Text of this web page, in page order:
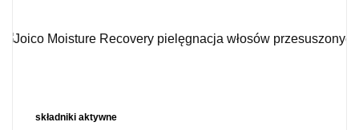
składniki aktywne